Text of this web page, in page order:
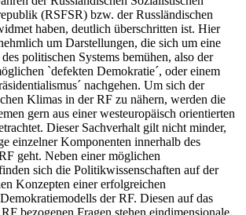
(RSFSR) bzw. der Russländischen
haben, deutlich überschritten ist. Hier
um Darstellungen, die sich um eine
politischen Systems bemühen, also der
`defekten Demokratie´, oder einem
nachgehen. Um sich der
Klimas in der RF zu nähern, werden die
gern aus einer westeuropäisch orientierten
Dieser Sachverhalt gilt nicht minder,
einzelner Komponenten innerhalb des
geht. Neben einer möglichen
sich die Politikwissenschaften auf der
Konzepten einer erfolgreichen
der RF. Diesen auf das